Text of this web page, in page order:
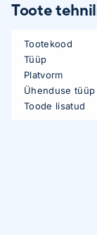
Toote
Tootekood
Tüüp
Platvorm
Ühenduse tüüp
Toode lisatud